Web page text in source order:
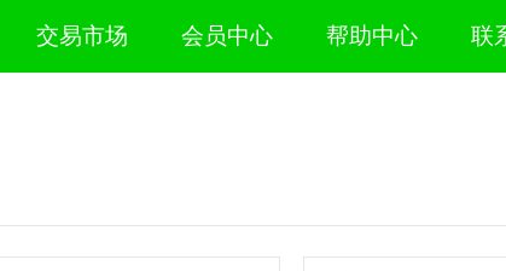
交易市场 会员中心 帮助中心 联